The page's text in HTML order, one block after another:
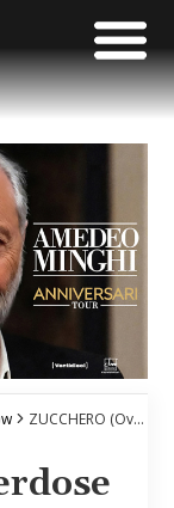
ZUCCHERO (Overdose d’Amore 2025)